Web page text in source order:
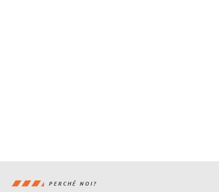
PERCHÉ NOI?